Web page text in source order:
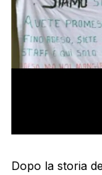
Dopo la storia